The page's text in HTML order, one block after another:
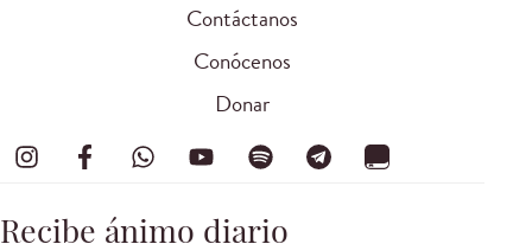
Contáctanos
Conócenos
Donar
Recibe ánimo diario